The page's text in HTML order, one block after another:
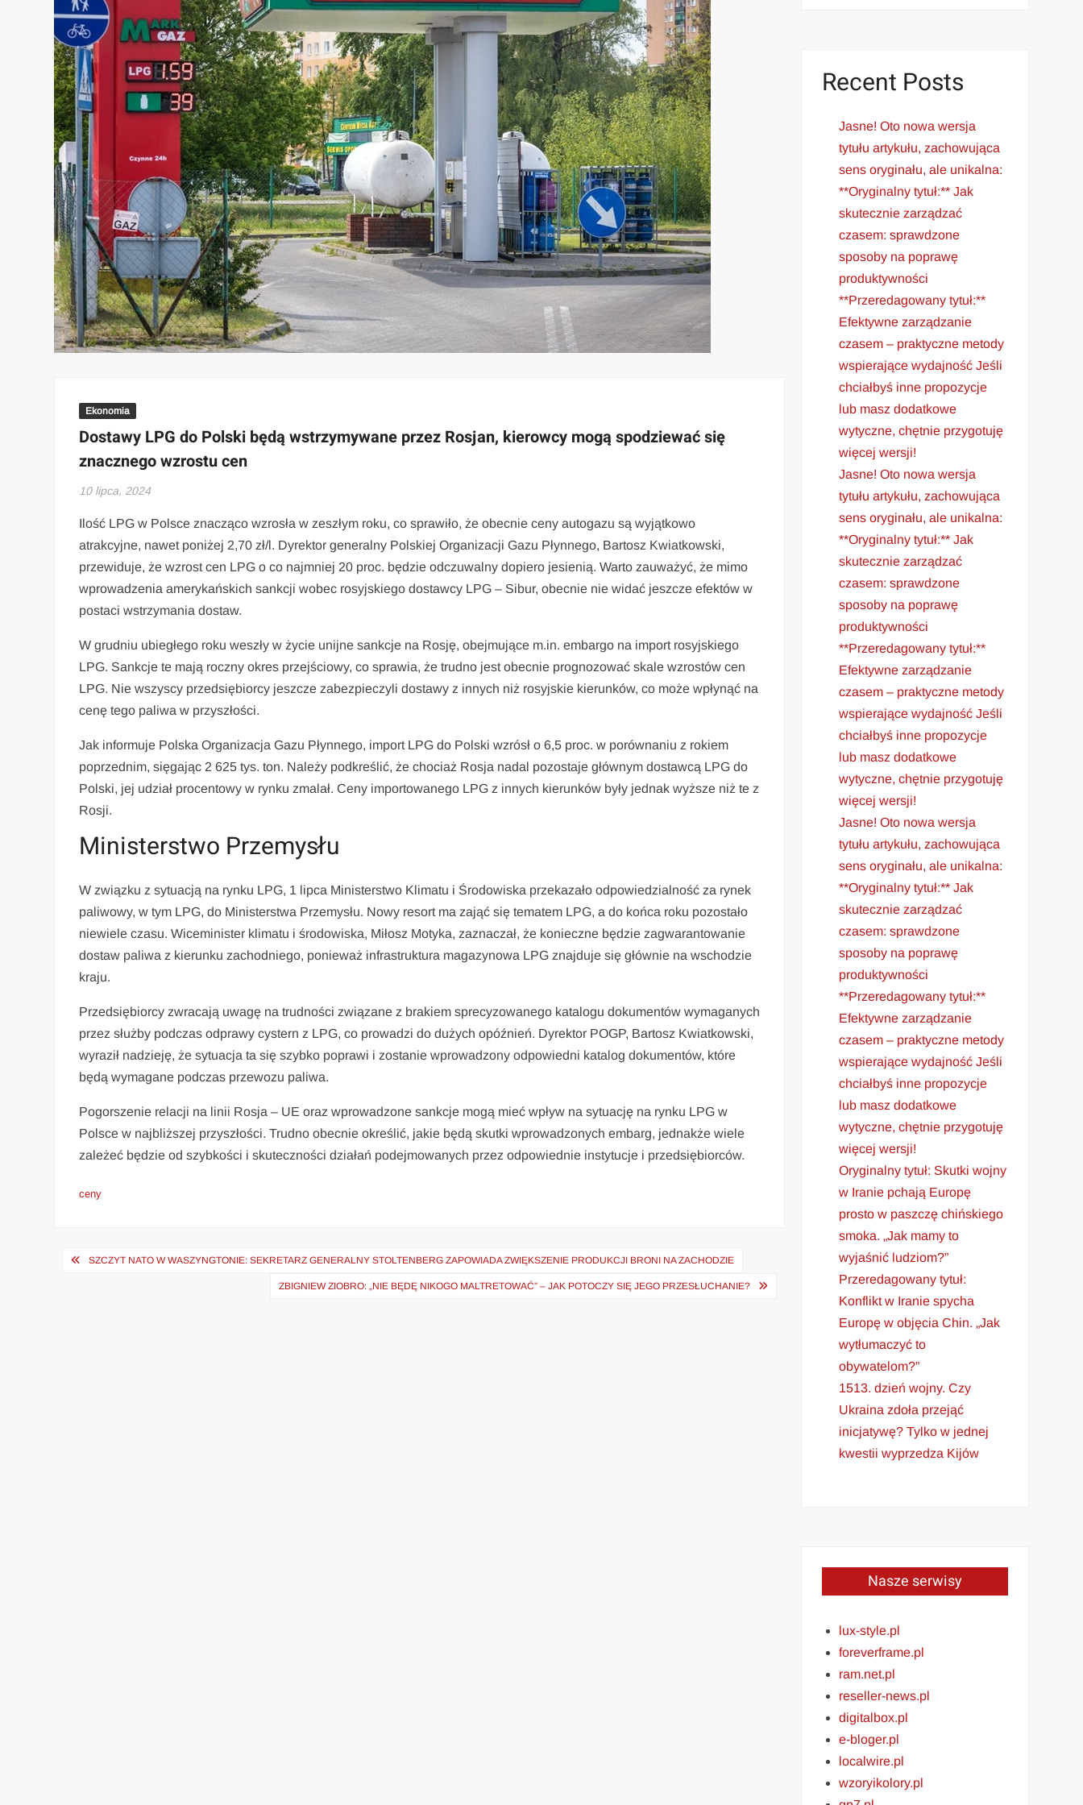
Ekonomia
Dostawy LPG do Polski będą wstrzymywane przez Rosjan, kierowcy mogą spodziewać się
znacznego wzrostu cen
10 lipca, 2024
Ilość LPG w Polsce znacząco wzrosła w zeszłym roku, co sprawiło, że obecnie ceny autogazu są wyjątkowo
atrakcyjne, nawet poniżej 2,70 zł/l. Dyrektor generalny Polskiej Organizacji Gazu Płynnego, Bartosz Kwiatkowski,
przewiduje, że wzrost cen LPG o co najmniej 20 proc. będzie odczuwalny dopiero jesienią. Warto zauważyć, że mimo
wprowadzenia amerykańskich sankcji wobec rosyjskiego dostawcy LPG – Sibur, obecnie nie widać jeszcze efektów w
postaci wstrzymania dostaw.
W grudniu ubiegłego roku weszły w życie unijne sankcje na Rosję, obejmujące m.in. embargo na import rosyjskiego
LPG. Sankcje te mają roczny okres przejściowy, co sprawia, że trudno jest obecnie prognozować skale wzrostów cen
LPG. Nie wszyscy przedsiębiorcy jeszcze zabezpieczyli dostawy z innych niż rosyjskie kierunków, co może wpłynąć na
cenę tego paliwa w przyszłości.
Jak informuje Polska Organizacja Gazu Płynnego, import LPG do Polski wzrósł o 6,5 proc. w porównaniu z rokiem
poprzednim, sięgając 2 625 tys. ton. Należy podkreślić, że chociaż Rosja nadal pozostaje głównym dostawcą LPG do
Polski, jej udział procentowy w rynku zmalał. Ceny importowanego LPG z innych kierunków były jednak wyższe niż te z
Rosji.
Ministerstwo Przemysłu
W związku z sytuacją na rynku LPG, 1 lipca Ministerstwo Klimatu i Środowiska przekazało odpowiedzialność za rynek
paliwowy, w tym LPG, do Ministerstwa Przemysłu. Nowy resort ma zająć się tematem LPG, a do końca roku pozostało
niewiele czasu. Wiceminister klimatu i środowiska, Miłosz Motyka, zaznaczał, że konieczne będzie zagwarantowanie
dostaw paliwa z kierunku zachodniego, ponieważ infrastruktura magazynowa LPG znajduje się głównie na wschodzie
kraju.
Przedsiębiorcy zwracają uwagę na trudności związane z brakiem sprecyzowanego katalogu dokumentów wymaganych
przez służby podczas odprawy cystern z LPG, co prowadzi do dużych opóźnień. Dyrektor POGP, Bartosz Kwiatkowski,
wyraził nadzieję, że sytuacja ta się szybko poprawi i zostanie wprowadzony odpowiedni katalog dokumentów, które
będą wymagane podczas przewozu paliwa.
Pogorszenie relacji na linii Rosja – UE oraz wprowadzone sankcje mogą mieć wpływ na sytuację na rynku LPG w
Polsce w najbliższej przyszłości. Trudno obecnie określić, jakie będą skutki wprowadzonych embarg, jednakże wiele
zależeć będzie od szybkości i skuteczności działań podejmowanych przez odpowiednie instytucje i przedsiębiorców.
ceny
Nawigacja
SZCZYT NATO W WASZYNGTONIE: SEKRETARZ GENERALNY STOLTENBERG ZAPOWIADA ZWIĘKSZENIE PRODUKCJI BRONI NA ZACHODZIE
ZBIGNIEW ZIOBRO: „NIE BĘDĘ NIKOGO MALTRETOWAĆ” – JAK POTOCZY SIĘ JEGO PRZESŁUCHANIE?
Recent Posts
Jasne! Oto nowa wersja
tytułu artykułu, zachowująca
sens oryginału, ale unikalna:
**Oryginalny tytuł:** Jak
skutecznie zarządzać
czasem: sprawdzone
sposoby na poprawę
produktywności
**Przeredagowany tytuł:**
Efektywne zarządzanie
czasem – praktyczne metody
wspierające wydajność Jeśli
chciałbyś inne propozycje
lub masz dodatkowe
wytyczne, chętnie przygotuję
więcej wersji!
Jasne! Oto nowa wersja
tytułu artykułu, zachowująca
sens oryginału, ale unikalna:
**Oryginalny tytuł:** Jak
skutecznie zarządzać
czasem: sprawdzone
sposoby na poprawę
produktywności
**Przeredagowany tytuł:**
Efektywne zarządzanie
czasem – praktyczne metody
wspierające wydajność Jeśli
chciałbyś inne propozycje
lub masz dodatkowe
wytyczne, chętnie przygotuję
więcej wersji!
Jasne! Oto nowa wersja
tytułu artykułu, zachowująca
sens oryginału, ale unikalna:
**Oryginalny tytuł:** Jak
skutecznie zarządzać
czasem: sprawdzone
sposoby na poprawę
produktywności
**Przeredagowany tytuł:**
Efektywne zarządzanie
czasem – praktyczne metody
wspierające wydajność Jeśli
chciałbyś inne propozycje
lub masz dodatkowe
wytyczne, chętnie przygotuję
więcej wersji!
Oryginalny tytuł: Skutki wojny
w Iranie pchają Europę
prosto w paszczę chińskiego
smoka. „Jak mamy to
wyjaśnić ludziom?”
Przeredagowany tytuł:
Konflikt w Iranie spycha
Europę w objęcia Chin. „Jak
wytłumaczyć to
obywatelom?”
1513. dzień wojny. Czy
Ukraina zdoła przejąć
inicjatywę? Tylko w jednej
kwestii wyprzedza Kijów
Nasze serwisy
lux-style.pl
foreverframe.pl
ram.net.pl
reseller-news.pl
digitalbox.pl
e-bloger.pl
localwire.pl
wzoryikolory.pl